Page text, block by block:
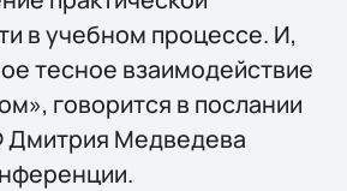
в учебном процессе. И,
тесное взаимодействие
говорится в послании
Дмитрия Медведева